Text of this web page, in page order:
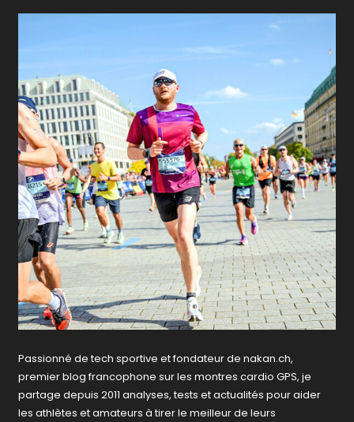
Passionné de tech sportive et fondateur de nakan.ch,
premier blog francophone sur les montres cardio GPS, je
partage depuis 2011 analyses, tests et actualités pour aider
les athlètes et amateurs à tirer le meilleur de leurs